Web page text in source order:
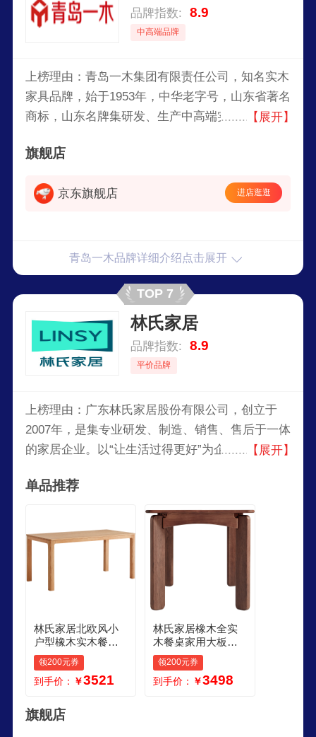
品牌指数: 8.9
中高端品牌
上榜理由：青岛一木集团有限责任公司，知名实木
家具品牌，始于1953年，中华老字号，山东省著名
商标，山东名牌集研发、生产中高端实木家具、沙
木业公司。
【展开】
旗舰店
京东旗舰店 进店逛逛
青岛一木品牌详细介绍点击展开
TOP 7
林氏家居
品牌指数: 8.9
平价品牌
上榜理由：广东林氏家居股份有限公司，创立于
2007年，是集专业研发、制造、销售、售后于一体
的家居企业。以“让生活过得更好”为企业愿景，
启了极致化的全方位营销，产品远销海内外，创新
新零售商业模式，成为家居行业发展的风向标。旗
下拥有林氏家居、林氏全屋定制、林氏睡眠、林氏
生活、LINSYKIDS多品牌。
【展开】
单品推荐
林氏家居北欧风小
户型橡木实木餐桌
家用长方形饭桌餐
桌椅组合CO3RA
领200元券
到手价： ￥3521
林氏家居橡木全实
木餐桌家用大板桌2
026新款北欧纯木家
具LH586R1可可系
列
领200元券
到手价： ￥3498
旗舰店